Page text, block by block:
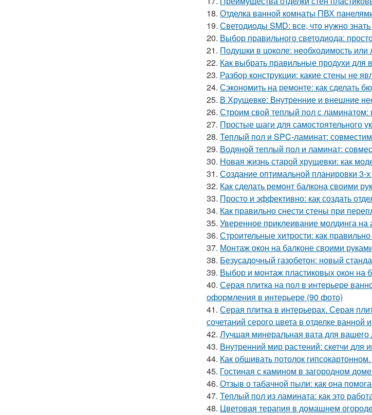
18. Отделка ванной комнаты ПВХ
19. Светодиоды SMD: все, что нужно
20. Выбор правильного светодиода:
21. Подушки в цоколе: необходимость
22. Как выбрать правильные продухи для
23. Разбор конструкции: какие стены не
24. Сэкономить на ремонте: как сделать
25. В Хрущевке: Внутренние и внешние
26. Строим свой теплый пол с ламинатом:
27. Простые шаги для самостоятельного
28. Теплый пол и SPC-ламинат:
29. Водяной теплый пол и ламинат:
30. Новая жизнь старой хрущевки: как
31. Создание оптимальной планировки
32. Как сделать ремонт балкона своими
33. Просто и эффективно: как создать
34. Как правильно снести стены при
35. Уверенное приклеивание молдинга
36. Строительные хитрости: как
37. Монтаж окон на балконе своими
38. Безусадочный газобетон: новый
39. Выбор и монтаж пластиковых окон на
40. Серая плитка на пол в интерьере
оформления в интерьере (90 фото)
41. Серая плитка в интерьерах. Серая
сочетаний серого цвета в отделке ванной
42. Лучшая минеральная вата для
43. Внутренний мир растений: скетчи для
44. Как обшивать потолок
45. Гостиная с камином в загородном
46. Отзыв о табачной пыли: как она
47. Теплый пол из ламината: как это
48. Цветовая терапия в домашнем